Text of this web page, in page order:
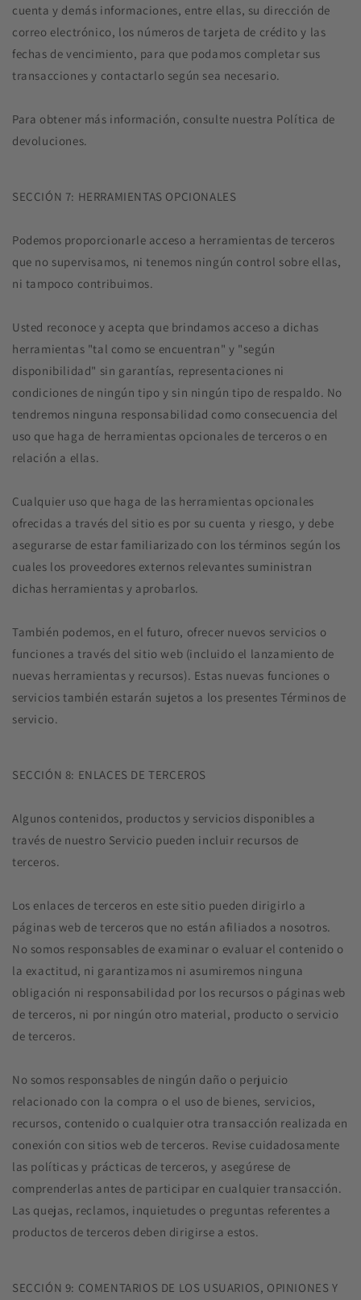
cuenta y demás informaciones, entre ellas, su dirección de
correo electrónico, los números de tarjeta de crédito y las
fechas de vencimiento, para que podamos completar sus
transacciones y contactarlo según sea necesario.
Para obtener más información, consulte nuestra Política de
devoluciones.
SECCIÓN 7: HERRAMIENTAS OPCIONALES
Podemos proporcionarle acceso a herramientas de terceros
que no supervisamos, ni tenemos ningún control sobre ellas,
ni tampoco contribuimos.
Usted reconoce y acepta que brindamos acceso a dichas
herramientas "tal como se encuentran" y "según
disponibilidad" sin garantías, representaciones ni
condiciones de ningún tipo y sin ningún tipo de respaldo. No
tendremos ninguna responsabilidad como consecuencia del
uso que haga de herramientas opcionales de terceros o en
relación a ellas.
Cualquier uso que haga de las herramientas opcionales
ofrecidas a través del sitio es por su cuenta y riesgo, y debe
asegurarse de estar familiarizado con los términos según los
cuales los proveedores externos relevantes suministran
dichas herramientas y aprobarlos.
También podemos, en el futuro, ofrecer nuevos servicios o
funciones a través del sitio web (incluido el lanzamiento de
nuevas herramientas y recursos). Estas nuevas funciones o
servicios también estarán sujetos a los presentes Términos de
servicio.
SECCIÓN 8: ENLACES DE TERCEROS
Algunos contenidos, productos y servicios disponibles a
través de nuestro Servicio pueden incluir recursos de
terceros.
Los enlaces de terceros en este sitio pueden dirigirlo a
páginas web de terceros que no están afiliados a nosotros.
No somos responsables de examinar o evaluar el contenido o
la exactitud, ni garantizamos ni asumiremos ninguna
obligación ni responsabilidad por los recursos o páginas web
de terceros, ni por ningún otro material, producto o servicio
de terceros.
No somos responsables de ningún daño o perjuicio
relacionado con la compra o el uso de bienes, servicios,
recursos, contenido o cualquier otra transacción realizada en
conexión con sitios web de terceros. Revise cuidadosamente
las políticas y prácticas de terceros, y asegúrese de
comprenderlas antes de participar en cualquier transacción.
Las quejas, reclamos, inquietudes o preguntas referentes a
productos de terceros deben dirigirse a estos.
SECCIÓN 9: COMENTARIOS DE LOS USUARIOS, OPINIONES Y